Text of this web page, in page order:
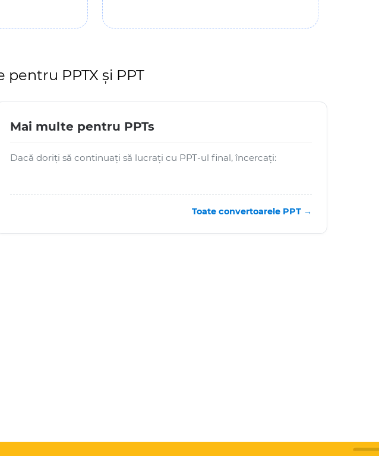
PPTX și PPT
Mai multe pentru PPTs
Dacă doriți să continuați să lucrați cu PPT-ul final, încercați:
Toate convertoarele PPT →